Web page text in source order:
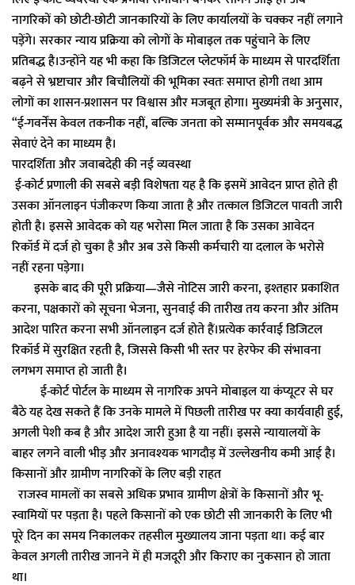
नागरिकों को छोटी-छोटी जानकारियों के लिए कार्यालयों के चक्कर नहीं लगाने
पड़ेंगे। सरकार न्याय प्रक्रिया को लोगों के मोबाइल तक पहुंचाने के लिए
प्रतिबद्ध है।उन्होंने यह भी कहा कि डिजिटल प्लेटफॉर्म के माध्यम से पारदर्शिता
बढ़ने से भ्रष्टाचार और बिचौलियों की भूमिका स्वतः समाप्त होगी तथा आम
लोगों का शासन-प्रशासन पर विश्वास और मजबूत होगा। मुख्यमंत्री के अनुसार,
“ई-गवर्नेंस केवल तकनीक नहीं, बल्कि जनता को सम्मानपूर्वक और समयबद्ध
सेवाएं देने का माध्यम है।
पारदर्शिता और जवाबदेही की नई व्यवस्था
ई-कोर्ट प्रणाली की सबसे बड़ी विशेषता यह है कि इसमें आवेदन प्राप्त होते ही
उसका ऑनलाइन पंजीकरण किया जाता है और तत्काल डिजिटल पावती जारी
होती है। इससे आवेदक को यह भरोसा मिल जाता है कि उसका आवेदन
रिकॉर्ड में दर्ज हो चुका है और अब उसे किसी कर्मचारी या दलाल के भरोसे
नहीं रहना पड़ेगा।
इसके बाद की पूरी प्रक्रिया—जैसे नोटिस जारी करना, इश्तहार प्रकाशित
करना, पक्षकारों को सूचना भेजना, सुनवाई की तारीख तय करना और अंतिम
आदेश पारित करना सभी ऑनलाइन दर्ज होते हैं।प्रत्येक कार्रवाई डिजिटल
रिकॉर्ड में सुरक्षित रहती है, जिससे किसी भी स्तर पर हेरफेर की संभावना
लगभग समाप्त हो जाती है।
ई-कोर्ट पोर्टल के माध्यम से नागरिक अपने मोबाइल या कंप्यूटर से घर
बैठे यह देख सकते हैं कि उनके मामले में पिछली तारीख पर क्या कार्यवाही हुई,
अगली पेशी कब है और आदेश जारी हुआ है या नहीं। इससे न्यायालयों के
बाहर लगने वाली भीड़ और अनावश्यक भागदौड़ में उल्लेखनीय कमी आई है।
किसानों और ग्रामीण नागरिकों के लिए बड़ी राहत
राजस्व मामलों का सबसे अधिक प्रभाव ग्रामीण क्षेत्रों के किसानों और भू-
स्वामियों पर पड़ता है। पहले किसानों को एक छोटी सी जानकारी के लिए भी
पूरे दिन का समय निकालकर तहसील मुख्यालय जाना पड़ता था। कई बार
केवल अगली तारीख जानने में ही मजदूरी और किराए का नुकसान हो जाता
था।